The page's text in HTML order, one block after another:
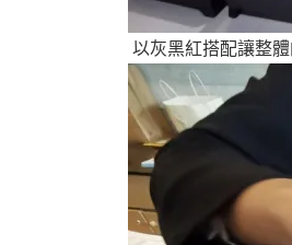
以灰黑紅搭配讓整